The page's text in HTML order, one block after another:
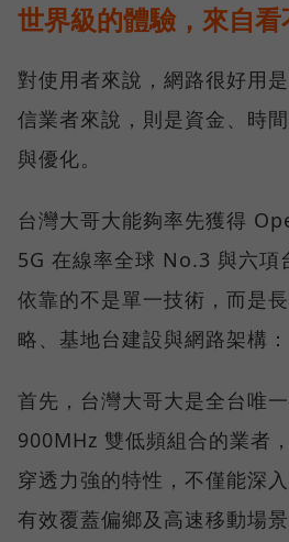
世界級的體驗，來自
對使用者來說，網路很好用
信業者來說，則是資金、時
與優化。
台灣大哥大能夠率先獲得
5G 在線率全球 No.3 與六項
依靠的不是單一技術，而是
略、基地台建設與網路架構：
首先，台灣大哥大是全台唯
900MHz 雙低頻組合的業者
穿透力強的特性，不僅能深
有效覆蓋偏鄉及高速移動場